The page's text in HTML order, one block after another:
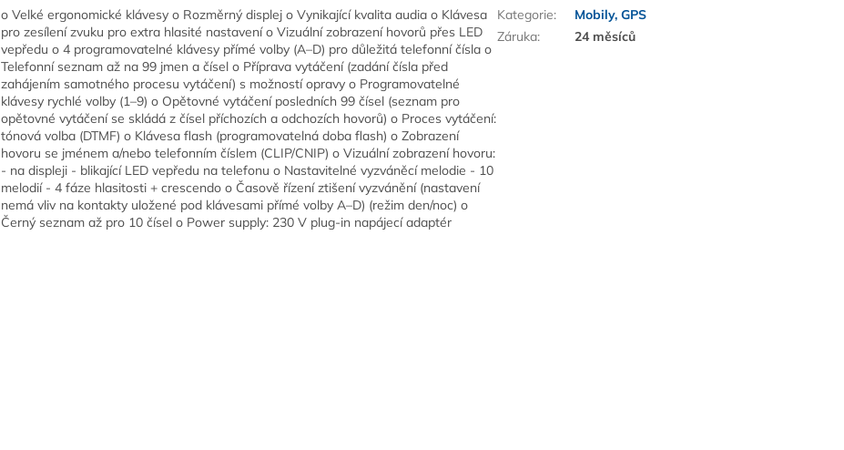
o Velké ergonomické klávesy o Rozměrný displej o Vynikající kvalita audia o Klávesa
pro zesílení zvuku pro extra hlasité nastavení o Vizuální zobrazení hovorů přes LED
vepředu o 4 programovatelné klávesy přímé volby (A–D) pro důležitá telefonní čísla o
Telefonní seznam až na 99 jmen a čísel o Příprava vytáčení (zadání čísla před
zahájením samotného procesu vytáčení) s možností opravy o Programovatelné
klávesy rychlé volby (1–9) o Opětovné vytáčení posledních 99 čísel (seznam pro
opětovné vytáčení se skládá z čísel příchozích a odchozích hovorů) o Proces vytáčení:
tónová volba (DTMF) o Klávesa flash (programovatelná doba flash) o Zobrazení
hovoru se jménem a/nebo telefonním číslem (CLIP/CNIP) o Vizuální zobrazení hovoru:
- na displeji - blikající LED vepředu na telefonu o Nastavitelné vyzváněcí melodie - 10
melodií - 4 fáze hlasitosti + crescendo o Časově řízení ztišení vyzvánění (nastavení
nemá vliv na kontakty uložené pod klávesami přímé volby A–D) (režim den/noc) o
Černý seznam až pro 10 čísel o Power supply: 230 V plug-in napájecí adaptér
Kategorie:
Mobily, GPS
Záruka: 24 měsíců